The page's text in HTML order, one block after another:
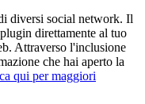
diversi social network. Il
direttamente al tuo
Attraverso l'inclusione
che hai aperto la
qui per maggiori